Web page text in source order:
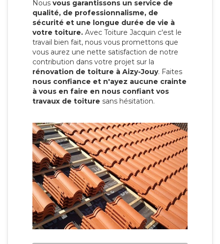
Nous vous garantissons un service de
qualité, de professionnalisme, de
sécurité et une longue durée de vie à
votre toiture. Avec Toiture Jacquin c'est le
travail bien fait, nous vous promettons que
vous aurez une nette satisfaction de notre
contribution dans votre projet sur la
rénovation de toiture à Aizy-Jouy. Faites
nous confiance et n'ayez aucune crainte
à vous en faire en nous confiant vos
travaux de toiture sans hésitation.